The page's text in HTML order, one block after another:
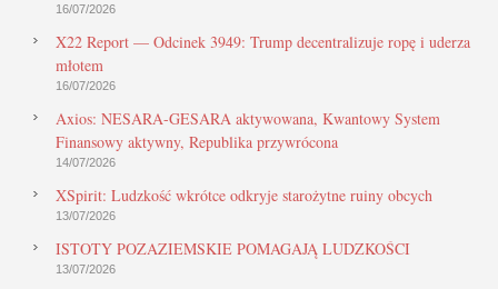
16/07/2026
X22 Report — Odcinek 3949: Trump decentralizuje ropę i uderza
młotem
16/07/2026
Axios: NESARA-GESARA aktywowana, Kwantowy System
Finansowy aktywny, Republika przywrócona
14/07/2026
XSpirit: Ludzkość wkrótce odkryje starożytne ruiny obcych
13/07/2026
ISTOTY POZAZIEMSKIE POMAGAJĄ LUDZKOŚCI
13/07/2026